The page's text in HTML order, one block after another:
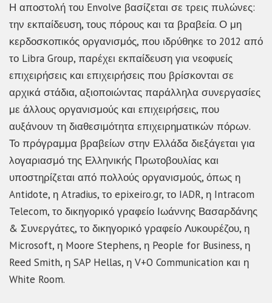
Η αποστολή του Envolve βασίζεται σε τρεις πυλώνες:
την εκπαίδευση, τους πόρους και τα βραβεία. Ο μη
κερδοσκοπικός οργανισμός, που ιδρύθηκε το 2012 από
το Libra Group, παρέχει εκπαίδευση για νεοφυείς
επιχειρήσεις και επιχειρήσεις που βρίσκονται σε
αρχικά στάδια, αξιοποιώντας παράλληλα συνεργασίες
με άλλους οργανισμούς και επιχειρήσεις, που
αυξάνουν τη διαθεσιμότητα επιχειρηματικών πόρων.
Το πρόγραμμα βραβείων στην Ελλάδα διεξάγεται για
λογαριασμό της Ελληνικής Πρωτοβουλίας και
υποστηρίζεται από πολλούς οργανισμούς, όπως η
Antidote, η Atradius, το epixeiro.gr, το IADR, η Intracom
Telecom, το δικηγορικό γραφείο Ιωάννης Βασαρδάνης
& Συνεργάτες, το δικηγορικό γραφείο Λυκουρέζου, η
Microsoft, η Moore Stephens, η People for Business, η
Reed Smith, η SAP Hellas, η V+O Communication και η
White Room.